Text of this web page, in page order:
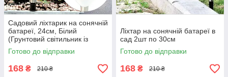
Садовий ліхтарик на сонячній
батареї, 24см, Білий
(Грунтовий світильник із
сонячною панеллю)
Готово до відправки
168 ₴ 210 ₴
Ліхтар на сонячній батареї в
сад 2шт по 30см
Готово до відправки
168 ₴ 210 ₴